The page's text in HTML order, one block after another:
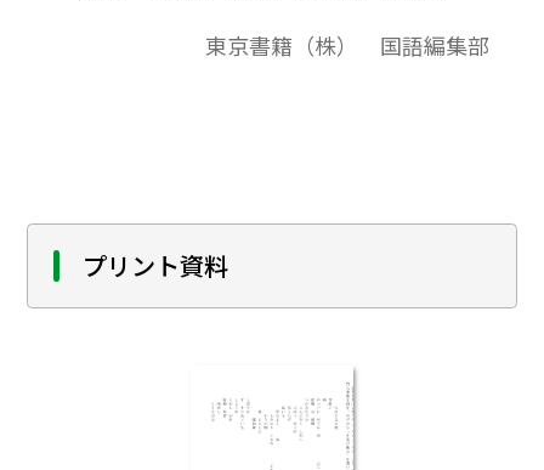
問題作成されるときの問題の例としてご利
東京書籍（株） 国語編集部
プリント資料